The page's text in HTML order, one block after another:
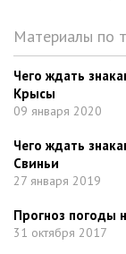
Материалы по
Чего ждать
Крысы
09 января 2020
Чего ждать
Свиньи
27 января 2019
Прогноз погоды
31 октября 2017